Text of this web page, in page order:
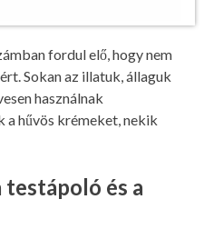
fordul elő, hogy nem
Sokan az illatuk, állaguk
használnak
hűvös krémeket, nekik
és a